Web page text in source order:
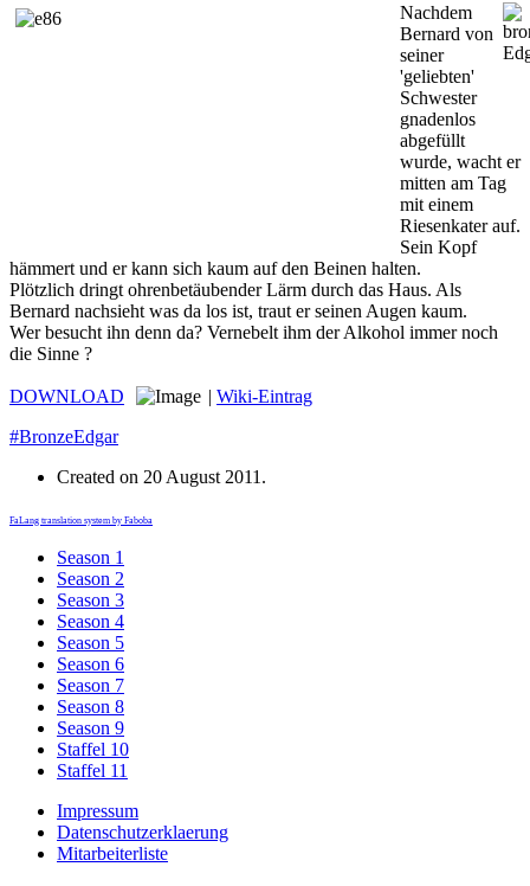
Nachdem
Bernard von
seiner
'geliebten'
Schwester
gnadenlos
abgefüllt
wurde, wacht er
mitten am Tag
mit einem
Riesenkater auf.
Sein Kopf
hämmert und er kann sich kaum auf den Beinen halten.
Plötzlich dringt ohrenbetäubender Lärm durch das Haus. Als
Bernard nachsieht was da los ist, traut er seinen Augen kaum.
Wer besucht ihn denn da? Vernebelt ihm der Alkohol immer noch
die Sinne ?
DOWNLOAD | Wiki-Eintrag
#BronzeEdgar
Created on 20 August 2011 .
FaLang translation system by Faboba
Season 1
Season 2
Season 3
Season 4
Season 5
Season 6
Season 7
Season 8
Season 9
Staffel 10
Staffel 11
Impressum
Datenschutzerklaerung
Mitarbeiterliste